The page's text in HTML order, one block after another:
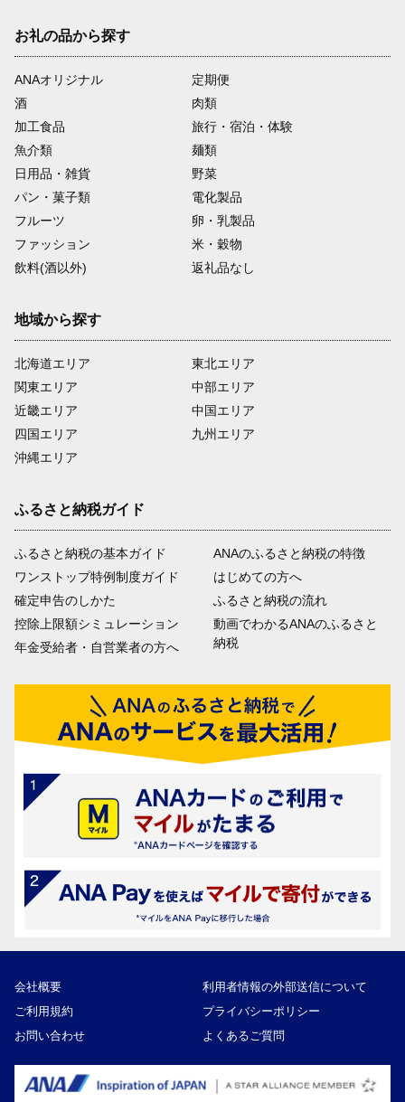
お礼の品から探す
ANAオリジナル
定期便
酒
肉類
加工食品
旅行・宿泊・体験
魚介類
麺類
日用品・雑貨
野菜
パン・菓子類
電化製品
フルーツ
卵・乳製品
ファッション
米・穀物
飲料(酒以外)
返礼品なし
地域から探す
北海道エリア
関東エリア
近畿エリア
四国エリア
沖縄エリア
東北エリア
中部エリア
中国エリア
九州エリア
ふるさと納税ガイド
ふるさと納税の基本ガイド
ワンストップ特例制度ガイド
確定申告のしかた
控除上限額シミュレーション
年金受給者・自営業者の方へ
ANAのふるさと納税の特徴
はじめての方へ
ふるさと納税の流れ
動画でわかるANAのふるさと
納税
会社概要
利用者情報の外部送信について
ご利用規約
プライバシーポリシー
お問い合わせ
よくあるご質問